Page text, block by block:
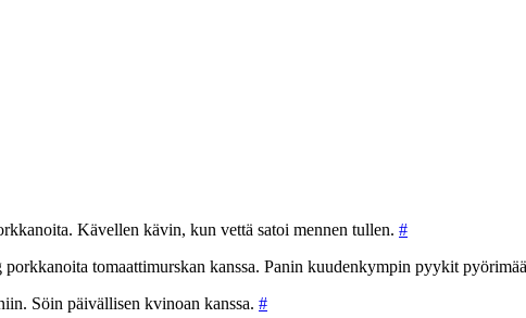
Kävellen kävin, kun vettä satoi mennen tullen. #
tomaattimurskan kanssa. Panin kuudenkympin pyykit
Söin päivällisen kvinoan kanssa. #